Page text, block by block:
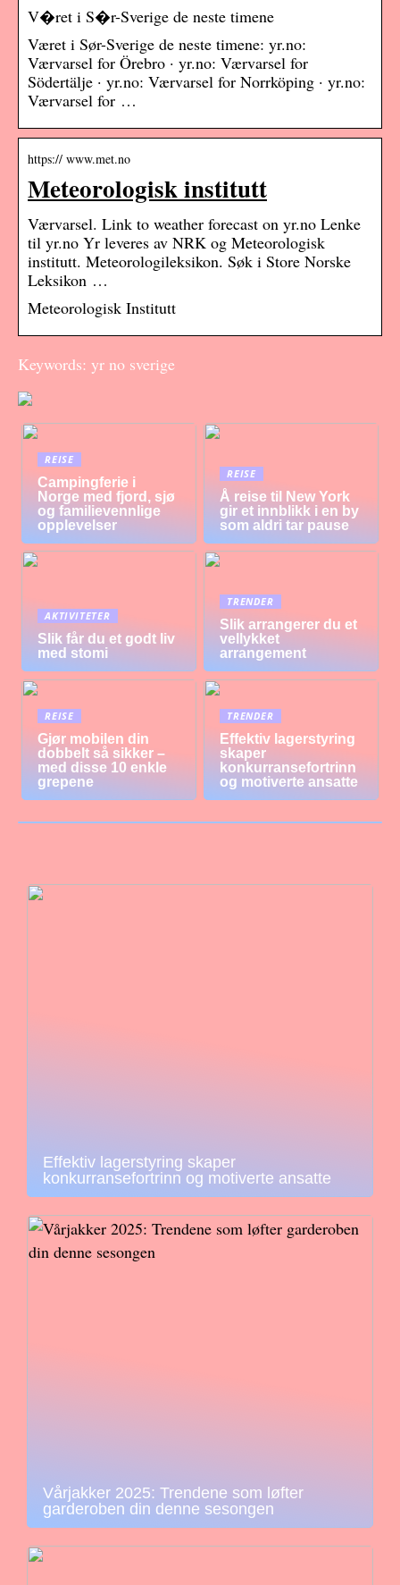
V�ret i S�r-Sverige de neste timene
Været i Sør-Sverige de neste timene: yr.no:
Værvarsel for Örebro · yr.no: Værvarsel for
Södertälje · yr.no: Værvarsel for Norrköping · yr.no:
Værvarsel for …
https:// www.met.no
Meteorologisk institutt
Værvarsel. Link to weather forecast on yr.no Lenke
til yr.no Yr leveres av NRK og Meteorologisk
institutt. Meteorologileksikon. Søk i Store Norske
Leksikon …
Meteorologisk Institutt
Keywords: yr no sverige
REISE
Campingferie i
Norge med fjord, sjø
og familievennlige
opplevelser
REISE
Å reise til New York
gir et innblikk i en by
som aldri tar pause
AKTIVITETER
Slik får du et godt liv
med stomi
TRENDER
Slik arrangerer du et
vellykket
arrangement
REISE
Gjør mobilen din
dobbelt så sikker –
med disse 10 enkle
grepene
TRENDER
Effektiv lagerstyring
skaper
konkurransefortrinn
og motiverte ansatte
Effektiv lagerstyring skaper
konkurransefortrinn og motiverte ansatte
Vårjakker 2025: Trendene som løfter
garderoben din denne sesongen